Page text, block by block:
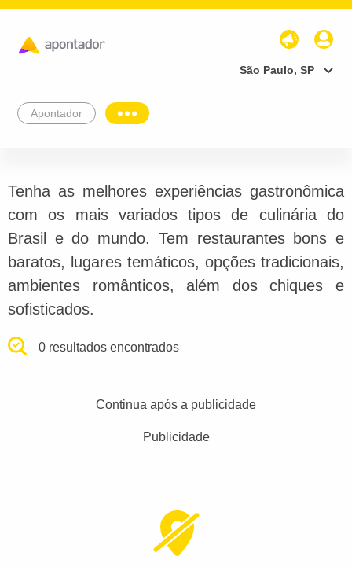
São Paulo, SP
Apontador
Tenha as melhores experiências gastronômica
com os mais variados tipos de culinária do
Brasil e do mundo. Tem restaurantes bons e
baratos, lugares temáticos, opções tradicionais,
ambientes românticos, além dos chiques e
sofisticados.
0 resultados encontrados
Continua após a publicidade
Publicidade